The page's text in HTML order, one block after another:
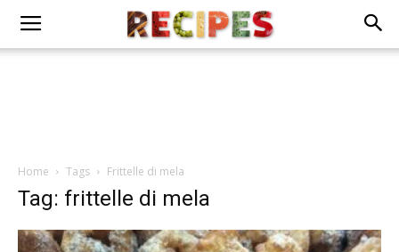
Home Tags Frittelle di mela
Tag: frittelle di mela